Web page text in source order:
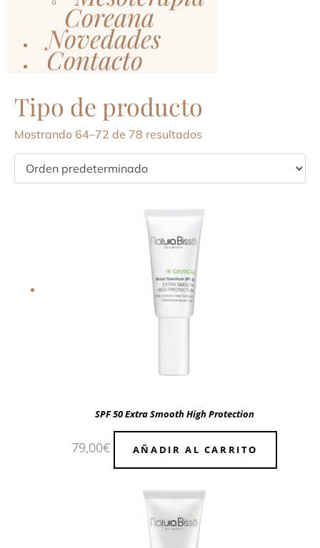
Coreana
Novedades
Contacto
Tipo de producto
Mostrando 64–72 de 78 resultados
SPF 50 Extra Smooth High Protection
79,00€ AÑADIR AL CARRITO